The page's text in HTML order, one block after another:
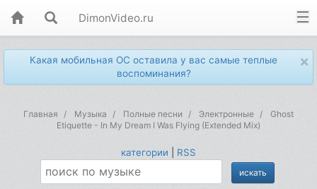
DimonVideo.ru
×
Какая мобильная ОС оставила у вас самые теплые
воспоминания?
Главная Музыка Полные песни Электронные
Ghost
Etiquette - In My Dream I Was Flying (Extended Mix)
категории RSS